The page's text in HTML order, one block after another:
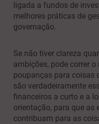
ligada a fundos de
melhores práticas de
governação.
Se não tiver clareza
ambições, pode correr
poupanças para coisas
são verdadeiramente
financeiros a curto e a
orientação, para que as
contribuam para as